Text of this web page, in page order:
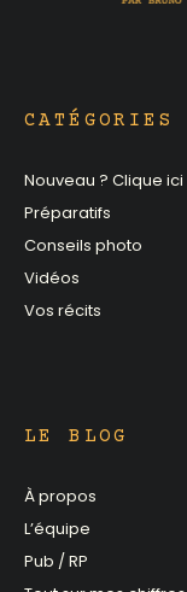
CATÉGORIES
Nouveau ? Clique ici
Préparatifs
Conseils photo
Vidéos
Vos récits
LE BLOG
À propos
L’équipe
Pub / RP